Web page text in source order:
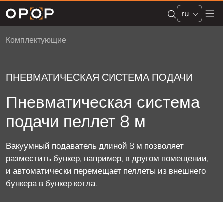
Skip to main content
ru
Комплектующие
ПНЕВМАТИЧЕСКАЯ СИСТЕМА ПОДАЧИ
Пневматическая система
подачи пеллет 8 м
Вакуумный подаватель длиной 8 м позволяет
разместить бункер, например, в другом помещении,
и автоматически перемещает пеллеты из внешнего
бункера в бункер котла.